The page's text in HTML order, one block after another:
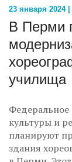
23 января 2024 |
В Перми
училища
культуры и
планируют
здания